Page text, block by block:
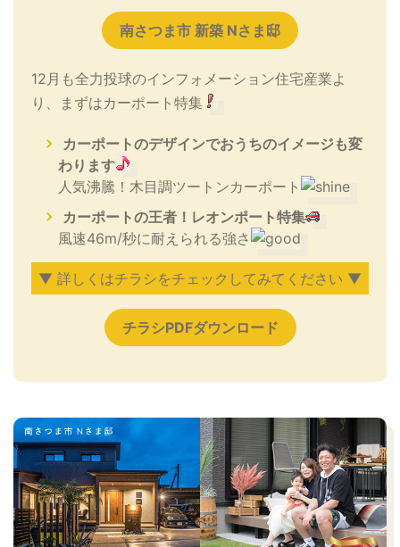
南さつま市 新築 Nさま邸
12月も全力投球のインフォメーション住宅産業よ
り、まずはカーポート特集
カーポートのデザインでおうちのイメージも変
わります
人気沸騰！木目調ツートンカーポート
カーポートの王者！レオンポート特集
風速46m/秒に耐えられる強さ
▼ 詳しくはチラシをチェックしてみてください ▼
チラシPDFダウンロード